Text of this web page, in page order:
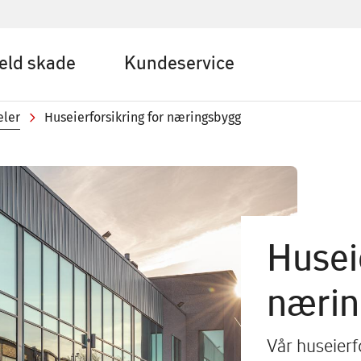
skade Kundeservice
Huseierforsikring for næringsbygg
Vår